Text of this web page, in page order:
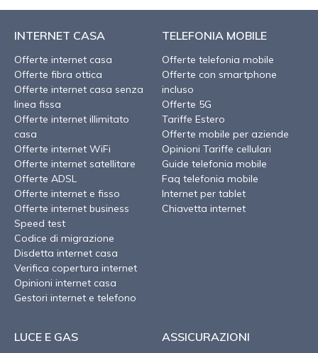
INTERNET CASA
Offerte internet casa
Offerte fibra ottica
Offerte internet casa senza
linea fissa
Offerte internet illimitato
casa
Offerte internet WiFi
Offerte internet satellitare
Offerte ADSL
Offerte internet e fisso
Offerte internet business
Speed test
Codice di migrazione
Disdetta internet casa
Verifica copertura internet
Opinioni internet casa
Gestori internet e telefono
TELEFONIA MOBILE
Offerte telefonia mobile
Offerte con smartphone
incluso
Offerte 5G
Tariffe Estero
Offerte mobile per aziende
Opinioni Tariffe cellulari
Guide telefonia mobile
Faq telefonia mobile
Internet per tablet
Chiavetta internet
LUCE E GAS ASSICURAZIONI